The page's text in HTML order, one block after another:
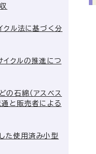
クル法に基づく分
イクルの推進につ
の石綿（アスベス
通と販売者による
た使用済み小型